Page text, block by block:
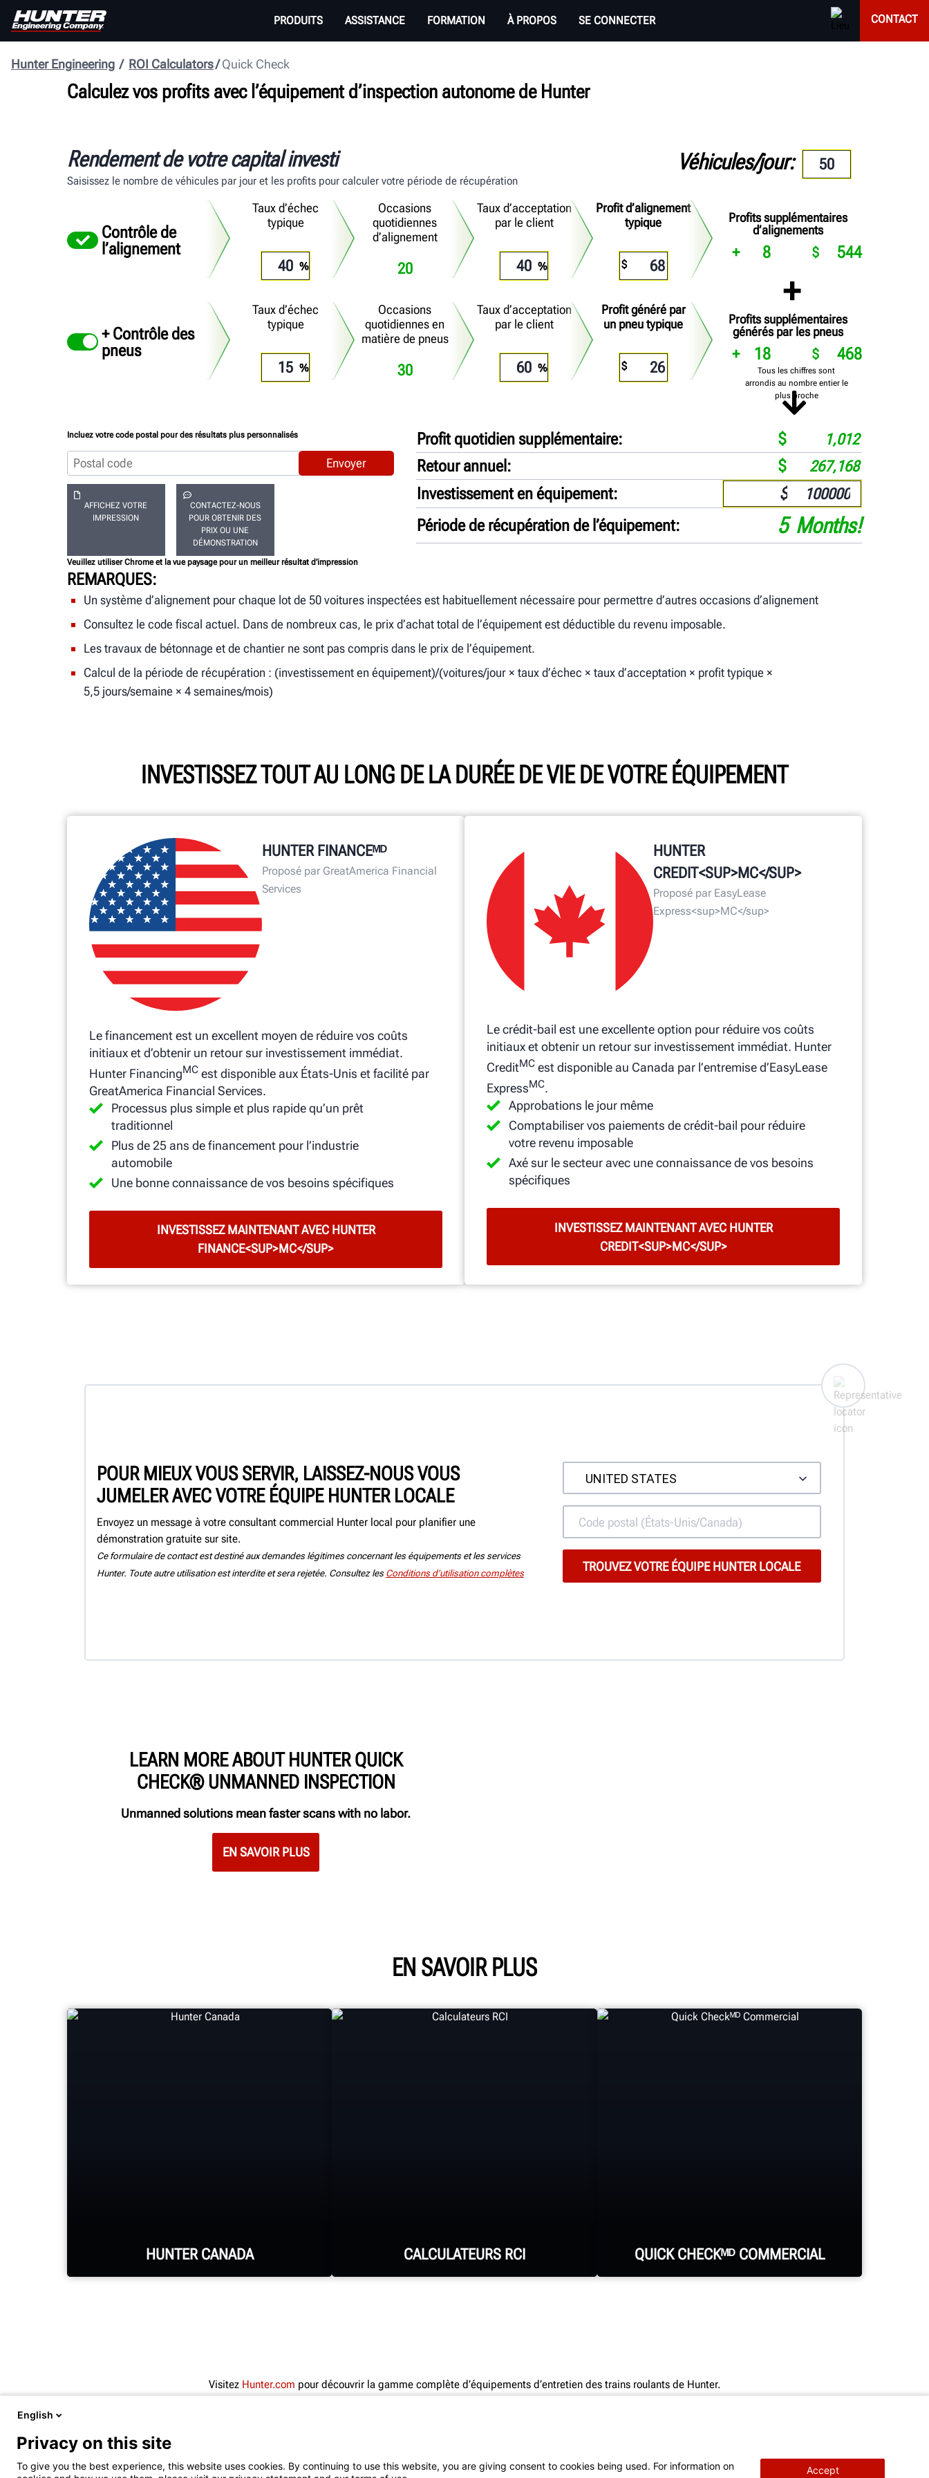
PRODUITS ASSISTANCE FORMATION À PROPOS SE CONNECTER CONTACT
Quick Check
ROI Calculators
Hunter Engineering
Calculez vos profits avec l’équipement d’inspection autonome de Hunter
Rendement de votre capital investi
Saisissez le nombre de véhicules par jour et les profits pour calculer votre période de récupération
Véhicules/jour
Contrôle de
l’alignement
Taux d’échec
typique
Occasions
quotidiennes
d’alignement
20
Taux d’acceptation
par le client
Profit d’alignement
typique
Profits supplémentaires
d’alignements
8 544
+ Contrôle des
pneus
Taux d’échec
typique
Occasions
quotidiennes en
matière de pneus
30
Taux d’acceptation
par le client
Profit généré par
un pneu typique
Profits supplémentaires
générés par les pneus
18 468
Tous les chiffres sont
arrondis au nombre entier le
plus proche
Incluez votre code postal pour des résultats plus personnalisés
AFFICHEZ VOTRE
IMPRESSION
CONTACTEZ-NOUS
POUR OBTENIR DES
PRIX OU UNE
DÉMONSTRATION
Veuillez utiliser Chrome et la vue paysage pour un meilleur résultat d’impression
Profit quotidien supplémentaire 1,012
Retour annuel 267,168
Investissement en équipement
$
Période de récupération de l’équipement
5 Months!
REMARQUES
Un système d’alignement pour chaque lot de 50 voitures inspectées est habituellement nécessaire pour permettre d’autres occasions d’alignement
Consultez le code fiscal actuel. Dans de nombreux cas, le prix d’achat total de l’équipement est déductible du revenu imposable.
Les travaux de bétonnage et de chantier ne sont pas compris dans le prix de l’équipement.
Calcul de la période de récupération : (investissement en équipement)/(voitures/jour × taux d’échec × taux d’acceptation × profit typique ×
5,5 jours/semaine × 4 semaines/mois)
INVESTISSEZ TOUT AU LONG DE LA DURÉE DE VIE DE VOTRE ÉQUIPEMENT
HUNTER FINANCEᴹᴰ
Proposé par GreatAmerica Financial
Services
Le financement est un excellent moyen de réduire vos coûts
initiaux et d’obtenir un retour sur investissement immédiat.
Hunter FinancingMC est disponible aux États-Unis et facilité par
GreatAmerica Financial Services.
Processus plus simple et plus rapide qu’un prêt
traditionnel
Plus de 25 ans de financement pour l’industrie
automobile
Une bonne connaissance de vos besoins spécifiques
INVESTISSEZ MAINTENANT AVEC HUNTER
FINANCE<SUP>MC</SUP>
HUNTER
CREDIT<SUP>MC</SUP>
Proposé par EasyLease
Express<sup>MC</sup>
Le crédit-bail est une excellente option pour réduire vos coûts
initiaux et obtenir un retour sur investissement immédiat. Hunter
CreditMC est disponible au Canada par l’entremise d’EasyLease
ExpressMC.
Approbations le jour même
Comptabiliser vos paiements de crédit-bail pour réduire
votre revenu imposable
Axé sur le secteur avec une connaissance de vos besoins
spécifiques
INVESTISSEZ MAINTENANT AVEC HUNTER
CREDIT<SUP>MC</SUP>
POUR MIEUX VOUS SERVIR, LAISSEZ-NOUS VOUS
JUMELER AVEC VOTRE ÉQUIPE HUNTER LOCALE
Envoyez un message à votre consultant commercial Hunter local pour planifier une
démonstration gratuite sur site.
Ce formulaire de contact est destiné aux demandes légitimes concernant les équipements et les services
Hunter. Toute autre utilisation est interdite et sera rejetée. Consultez les Conditions d’utilisation complètes
LEARN MORE ABOUT HUNTER QUICK
CHECK® UNMANNED INSPECTION
Unmanned solutions mean faster scans with no labor.
EN SAVOIR PLUS
EN SAVOIR PLUS
HUNTER CANADA
service et un soutien de qualité au
EN SAVOIR PLUS
CALCULATEURS RCI QUICK CHECKᴹᴰ COMMERCIAL
conditions d’alignement qui
Visitez Hunter.com pour découvrir la gamme complète d’équipements d’entretien des trains roulants de Hunter.
pour de plus amples
renseignements.
English
Privacy on this site
To give you the best experience, this website uses cookies. By continuing to use this website, you are giving consent to cookies being used. For information on
Accept